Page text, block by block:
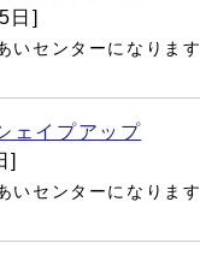
日]
いセンターになります
ェイプアップ
]
いセンターになります